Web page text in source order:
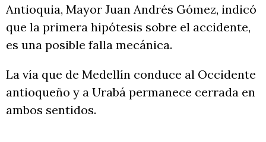
Antioquia, Mayor Juan Andrés Gómez, indicó
que la primera hipótesis sobre el accidente,
es una posible falla mecánica.
La vía que de Medellín conduce al Occidente
antioqueño y a Urabá permanece cerrada en
ambos sentidos.